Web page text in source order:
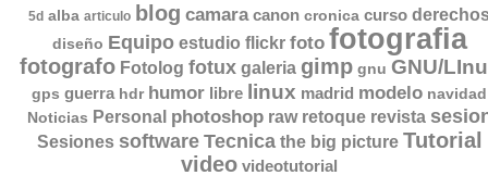
5d alba articulo blog camara canon cronica curso
diseño Equipo estudio flickr foto fotografia
fotografo Fotolog fotux galeria gimp gnu GNU/
gps guerra hdr humor libre linux madrid modelo navidad
Noticias Personal photoshop raw retoque revista
Sesiones software Tecnica the big picture Tutorial
video videotutorial